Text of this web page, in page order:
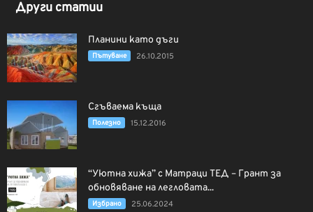
Други статии
Планини като дъги
Пътуване 26.10.2015
Сгъваема къща
Полезно 15.12.2016
“Уютна хижа” с Матраци ТЕД – Грант за
обновяване на легловата...
Избрано 25.06.2024